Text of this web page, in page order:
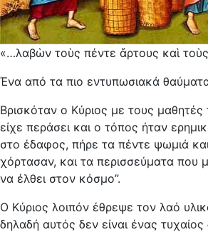
«…λαβὼν τοὺς πέντε ἄρτους καὶ
Ένα από τα πιο εντυπωσιακά
Βρισκόταν ο Κύριος με τους
είχε περάσει και ο τόπος ήταν
στο έδαφος, πήρε τα πέντε ψωμιά
χόρτασαν, και τα περισσεύματα που
να έλθει στον κόσμο”.
Ο Κύριος λοιπόν έθρεψε τον λαό
δηλαδή αυτός δεν είναι ένας